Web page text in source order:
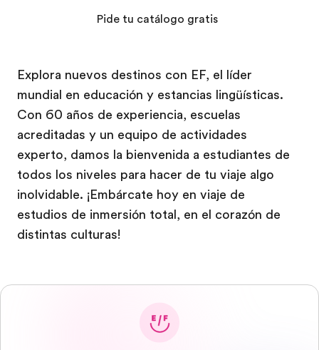
Explora nuevos destinos con EF, el líder
mundial en educación y estancias lingüísticas.
Con 60 años de experiencia, escuelas
acreditadas y un equipo de actividades
experto, damos la bienvenida a estudiantes de
todos los niveles para hacer de tu viaje algo
inolvidable. ¡Embárcate hoy en viaje de
estudios de inmersión total, en el corazón de
distintas culturas!
Pide tu catálogo gratis